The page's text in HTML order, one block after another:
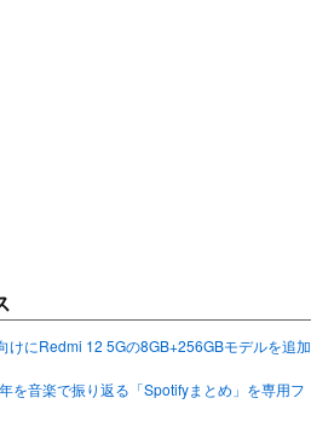
けにRedmi 12 5Gの8GB+256GBモデルを追加
を音楽で振り返る「Spotifyまとめ」を専用フ